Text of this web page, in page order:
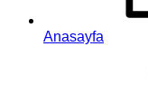
Anasayfa